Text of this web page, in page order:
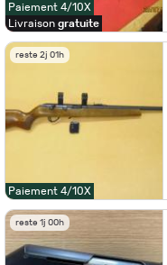
Paiement 4/10X
Livraison gratuite
reste 2j 01h
Paiement 4/10X
reste 1j 00h